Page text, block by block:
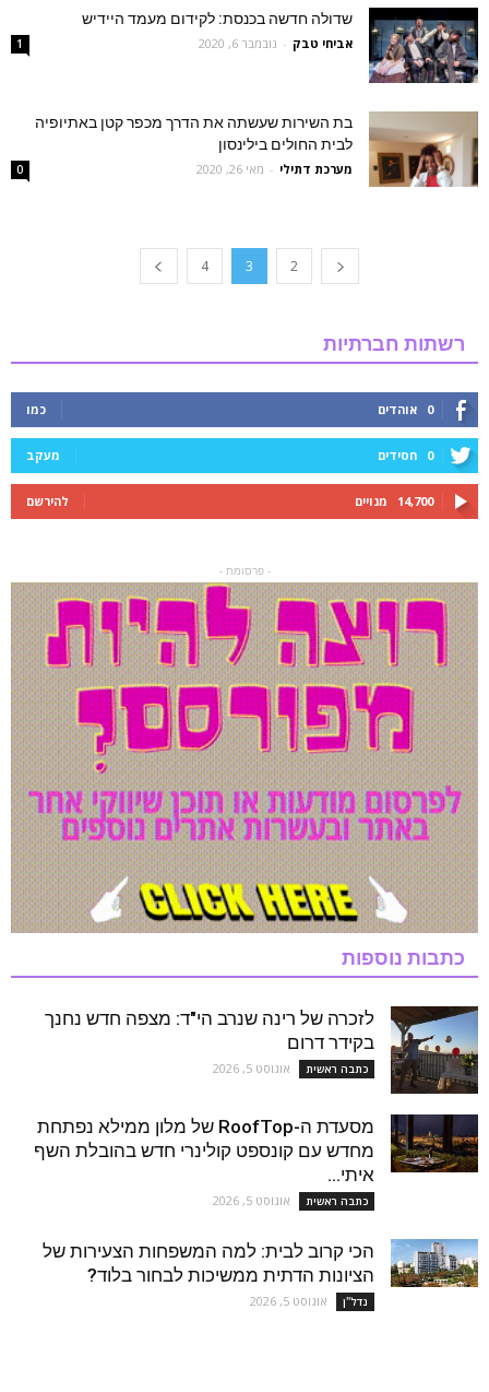
שדולה חדשה בכנסת: לקידום מעמד היידיש
אביחי טבק - נובמבר 6, 2020 1
בת השירות שעשתה את הדרך מכפר קטן באתיופיה
לבית החולים בילינסון
מערכת דתילי - מאי 26, 2020 0
2
3
4
רשתות חברתיות
0 אוהדים כמו
0 חסידים מעקב
14,700 מנויים להירשם
- פרסומת -
כתבות נוספות
לזכרה של רינה שנרב הי"ד: מצפה חדש נחנך
בקידר דרום
כתבה ראשית אוגוסט 5, 2026
מסעדת ה-RoofTop של מלון ממילא נפתחת
מחדש עם קונספט קולינרי חדש בהובלת השף
איתי...
כתבה ראשית אוגוסט 5, 2026
הכי קרוב לבית: למה המשפחות הצעירות של
הציונות הדתית ממשיכות לבחור בלוד?
נדל''ן אוגוסט 5, 2026